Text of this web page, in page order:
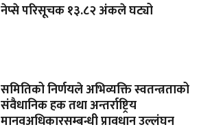
नेप्से परिसूचक १३.८२ अंकले घट्यो
समितिको निर्णयले अभिव्यक्ति स्वतन्त्रताको
संवैधानिक हक तथा अन्तर्राष्ट्रिय
मानवअधिकारसम्बन्धी प्रावधान उल्लंघन